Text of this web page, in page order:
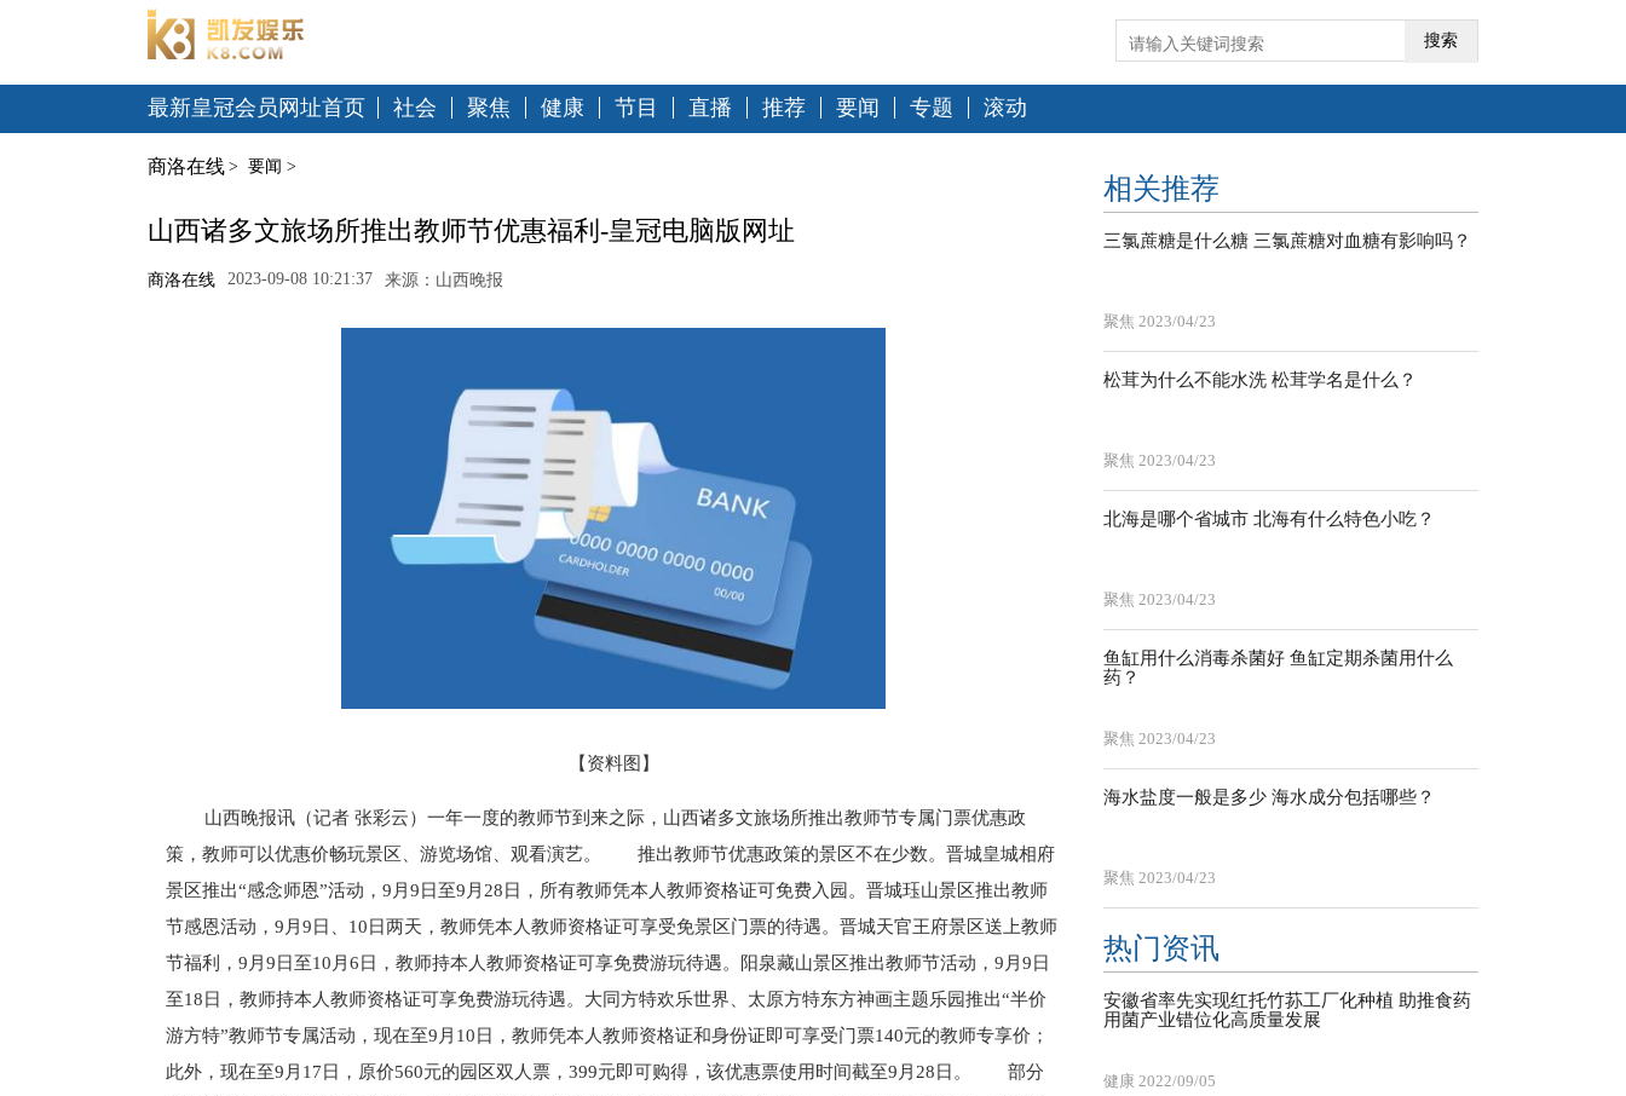
搜索
最新皇冠会员网址首页 社会 聚焦 健康 节目 直播 推荐 要闻 专题 滚动
商洛在线 > 要闻 >
山西诸多文旅场所推出教师节优惠福利-皇冠电脑版网址
商洛在线 2023-09-08 10:21:37 来源：山西晚报
【资料图】
山西晚报讯（记者 张彩云）一年一度的教师节到来之际，山西诸多文旅场所推出教师节专属门票优惠政
策，教师可以优惠价畅玩景区、游览场馆、观看演艺。 推出教师节优惠政策的景区不在少数。晋城皇城相府
景区推出“感念师恩”活动，9月9日至9月28日，所有教师凭本人教师资格证可免费入园。晋城珏山景区推出教师
节感恩活动，9月9日、10日两天，教师凭本人教师资格证可享受免景区门票的待遇。晋城天官王府景区送上教师
节福利，9月9日至10月6日，教师持本人教师资格证可享免费游玩待遇。阳泉藏山景区推出教师节活动，9月9日
至18日，教师持本人教师资格证可享免费游玩待遇。大同方特欢乐世界、太原方特东方神画主题乐园推出“半价
游方特”教师节专属活动，现在至9月10日，教师凭本人教师资格证和身份证即可享受门票140元的教师专享价；
此外，现在至9月17日，原价560元的园区双人票，399元即可购得，该优惠票使用时间截至9月28日。 部分
相关推荐
三氯蔗糖是什么糖 三氯蔗糖对血糖有影响吗？
聚焦 2023/04/23
松茸为什么不能水洗 松茸学名是什么？
聚焦 2023/04/23
北海是哪个省城市 北海有什么特色小吃？
聚焦 2023/04/23
鱼缸用什么消毒杀菌好 鱼缸定期杀菌用什么
药？
聚焦 2023/04/23
海水盐度一般是多少 海水成分包括哪些？
聚焦 2023/04/23
热门资讯
安徽省率先实现红托竹荪工厂化种植 助推食药
用菌产业错位化高质量发展
健康 2022/09/05